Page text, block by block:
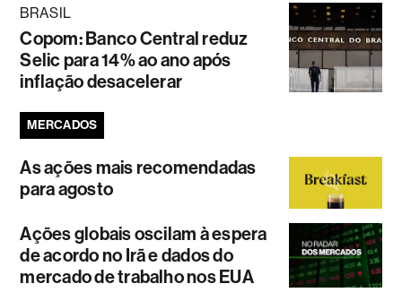
BRASIL
Copom: Banco Central reduz
Selic para 14% ao ano após
inflação desacelerar
MERCADOS
As ações mais recomendadas
para agosto
Ações globais oscilam à espera
de acordo no Irã e dados do
mercado de trabalho nos EUA